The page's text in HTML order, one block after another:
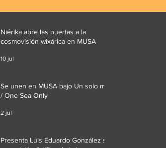
Niérika abre las puertas a la
cosmovisión wixárica en MUSA
10 jul
Se unen en MUSA bajo Un solo mar
/ One Sea Only
2 jul
Presenta Luis Eduardo González su